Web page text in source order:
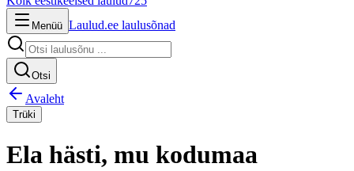
Menüü Laulud.ee laulusõnad
Otsi
Avaleht
Trüki
Ela hästi, mu kodumaa